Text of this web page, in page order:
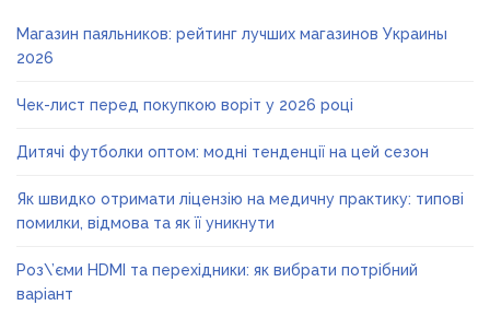
Магазин паяльников: рейтинг лучших магазинов Украины
2026
Чек-лист перед покупкою воріт у 2026 році
Дитячі футболки оптом: модні тенденції на цей сезон
Як швидко отримати ліцензію на медичну практику: типові
помилки, відмова та як її уникнути
Роз\’єми HDMI та перехідники: як вибрати потрібний
варіант